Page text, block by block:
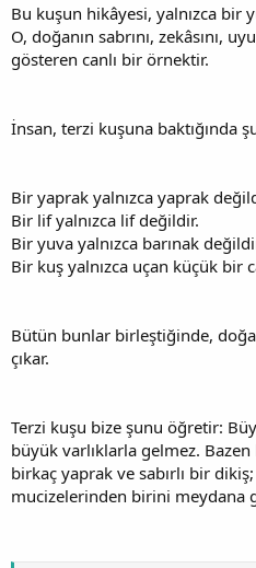
Bu kuşun hikâyesi, yalnızca bir
O, doğanın sabrını, zekâsını,
gösteren canlı bir örnektir.
İnsan, terzi kuşuna baktığında
Bir yaprak yalnızca yaprak
Bir lif yalnızca lif değildir.
Bir yuva yalnızca barınak
Bir kuş yalnızca uçan küçük bir
Bütün bunlar birleştiğinde,
çıkar.
Terzi kuşu bize şunu öğretir:
büyük varlıklarla gelmez.
birkaç yaprak ve sabırlı bir
mucizelerinden birini meydana